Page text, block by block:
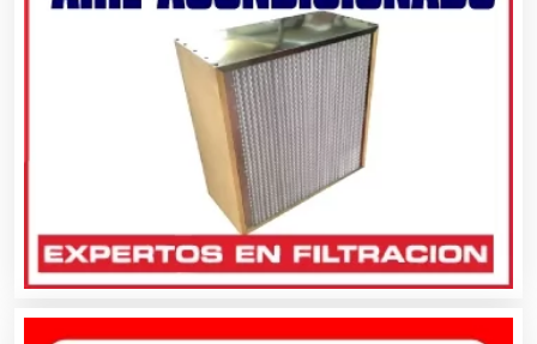
Artículos Importados
Artículos para el Hogar
Artículos para Regalos
Artículos Personales